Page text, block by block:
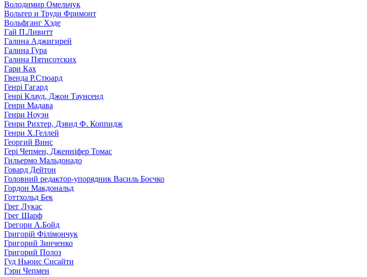
Володимир Омельчук
Вольтер и Труди Фримонт
Вольфганг Хэде
Гай П.Ливитт
Галина Аджигирей
Галина Гура
Галина Пятисотских
Гари Ках
Гвенда Р.Стюард
Генрі Гагард
Генрі Клауд, Джон Таунсенд
Генри Мадава
Генри Ноуэн
Генри Рихтер, Дэвид Ф. Коппидж
Генри Х.Геллей
Георгий Винс
Гері Чепмен, Дженніфер Томас
Гильермо Мальдонадо
Говард Дейтон
Головний редактор-упорядник Василь Боєчко
Гордон Макдональд
Готтхольд Бек
Грег Лукас
Грег Шарф
Грегори А.Бойд
Григорій Філімончук
Григорий Зинченко
Григорий Полоз
Гуд Ньюис Сисайти
Гэри Чепмен